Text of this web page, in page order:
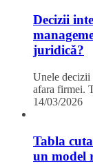
Decizii
juridică?
Unele decizii
afara firmei.
14/03/2026
Tabla
un model